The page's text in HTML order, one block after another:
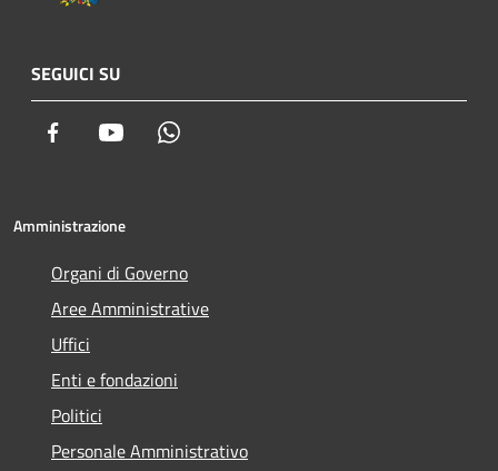
SEGUICI SU
Facebook Youtube
Amministrazione
Organi di Governo
Aree Amministrative
Uffici
Enti e fondazioni
Politici
Personale Amministrativo